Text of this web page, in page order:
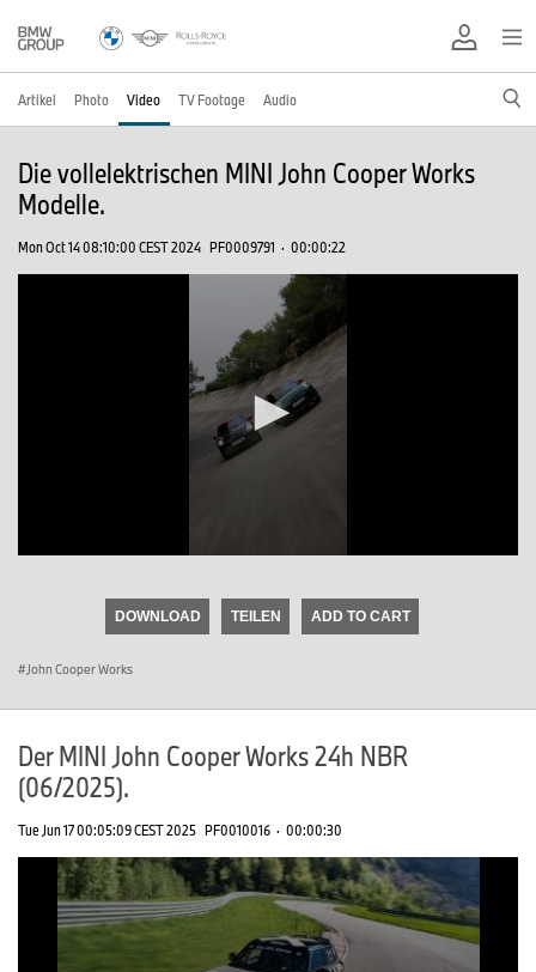
Artikel Photo Video TV Footage Audio
Die vollelektrischen MINI John Cooper Works
Modelle.
Mon Oct 14 08:10:00 CEST 2024 PF0009791 · 00:00:22
DOWNLOAD TEILEN ADD TO CART
John Cooper Works
Der MINI John Cooper Works 24h NBR
(06/2025).
Tue Jun 17 00:05:09 CEST 2025 PF0010016 · 00:00:30